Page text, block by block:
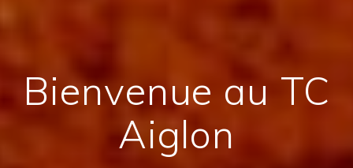
Bienvenue au TC
Aiglon